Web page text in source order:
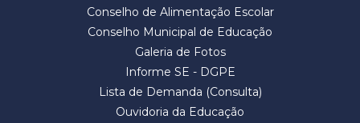
Conselho de Alimentação Escolar
Conselho Municipal de Educação
Galeria de Fotos
Informe SE - DGPE
Lista de Demanda (Consulta)
Ouvidoria da Educação